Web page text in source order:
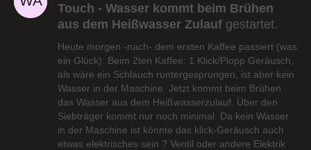
Touch - Wasser kommt beim Brühen
aus dem Heißwasser Zulauf gestartet.
Heute morgen -nach- dem ersten Kaffee passiert (was
ein Glück): Beim 2ten Kaffee: 1 Klick/Plopp Geräusch,
als wäre ein Schlauch runtergesprungen, ist aber kein
Wasser in der Maschine. Jetzt kommt beim Brühen
das Wasser aus dem Heißwasserzulauf. Über den
Siebträger kommt nur noch minimal. Da kein Wasser
in der Maschine ist könnte das klick-Geräusch auch
etwas elektrisches sein ? Ventil oder andere Elektrik